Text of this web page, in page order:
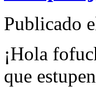
Publicado
¡Hola
que